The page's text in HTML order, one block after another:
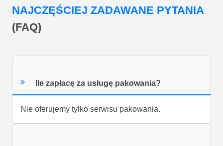
NAJCZĘŚCIEJ ZADAWANE PYTANIA
(FAQ)
Ile zapłacę za usługę pakowania?
Nie oferujemy tylko serwisu pakowania.